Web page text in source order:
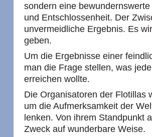
sondern eine
und Entschlossenheit. Der
unvermeidliche Ergebnis. Es
geben.
Um die Ergebnisse einer
man die Frage stellen, was
erreichen wollte.
Die Organisatoren der Flotillas
um die Aufmerksamkeit der
lenken. Von ihrem Standpunkt
Zweck auf wunderbare Weise.